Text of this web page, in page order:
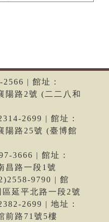
| 館址：
陽路2號 (二二八和
2699 | 館址：
陽路25號 (臺博館
3666 | 館址：
昌路一段1號
9790 | 館
延平北路一段2號
2699 | 地址：
前路71號5樓